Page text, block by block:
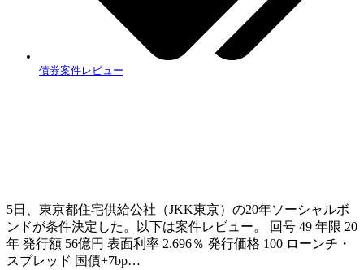
債券案件レビュー
5日、東京都住宅供給公社（JKK東京）の20年ソーシャルボ
ンドが条件決定した。以下は案件レビュー。 回号 49 年限 20
年 発行額 56億円 表面利率 2.696％ 発行価格 100 ローンチ・
スプレッド 国債+7bp…